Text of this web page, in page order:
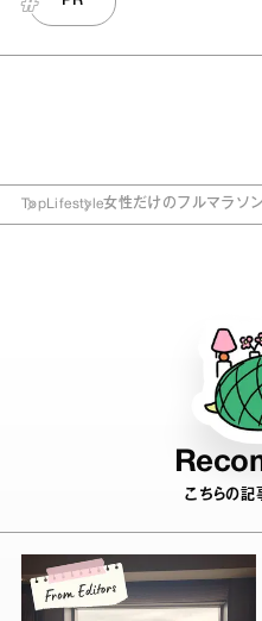
TopLifestyle女性だけのフルマラソ
こちらの記